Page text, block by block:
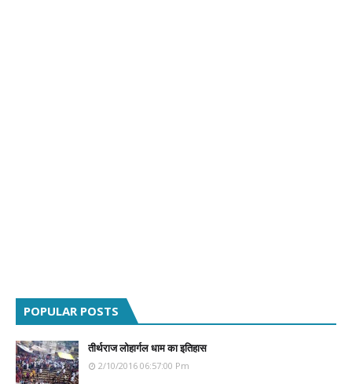
POPULAR POSTS
तीर्थराज लोहार्गल धाम का इतिहास
2/10/2016 06:57:00 Pm